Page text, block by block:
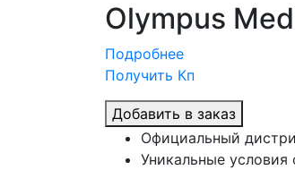
Olympus
Подробнее
Получить Кп
Добавить в заказ
Официальный
Уникальные условия